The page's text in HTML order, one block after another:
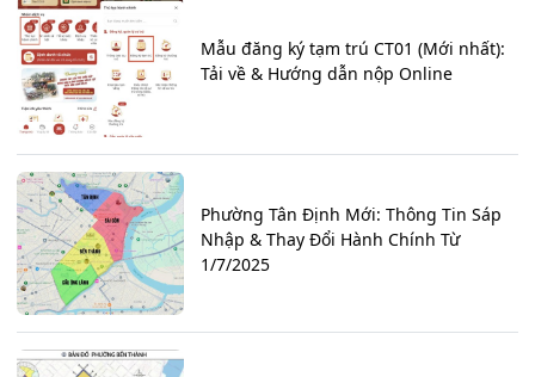
Mẫu đăng ký tạm trú CT01 (Mới nhất):
Tải về & Hướng dẫn nộp Online
Phường Tân Định Mới: Thông Tin Sáp
Nhập & Thay Đổi Hành Chính Từ
1/7/2025